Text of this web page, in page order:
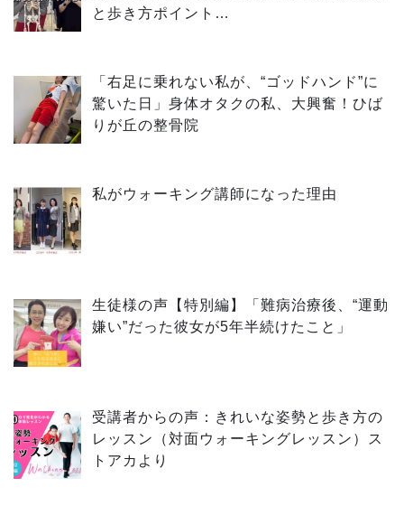
と歩き方ポイント…
「右足に乗れない私が、“ゴッドハンド”に
驚いた日」身体オタクの私、大興奮！ひば
りが丘の整骨院
私がウォーキング講師になった理由
生徒様の声【特別編】「難病治療後、“運動
嫌い”だった彼女が5年半続けたこと」
受講者からの声：きれいな姿勢と歩き方の
レッスン（対面ウォーキングレッスン）ス
トアカより